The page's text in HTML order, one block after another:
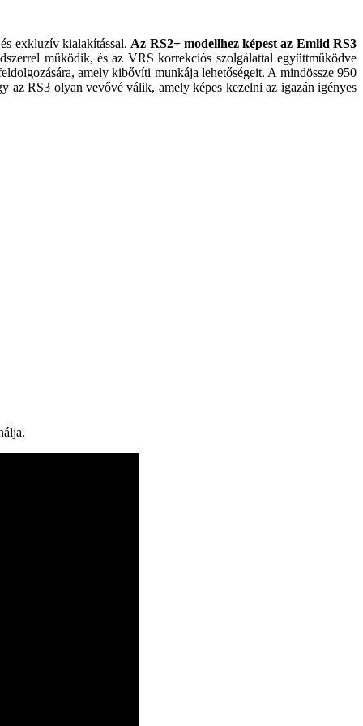
exkluzív kialakítással. Az RS2+ modellhez képest az Emlid RS3
működik, és az VRS korrekciós szolgálattal együttműködve
amely kibővíti munkája lehetőségeit. A mindössze 950
az RS3 olyan vevővé válik, amely képes kezelni az igazán igényes